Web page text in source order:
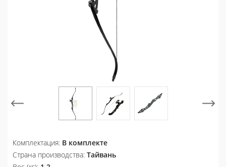
Комплектация: В комплекте
Страна производства: Тайвань